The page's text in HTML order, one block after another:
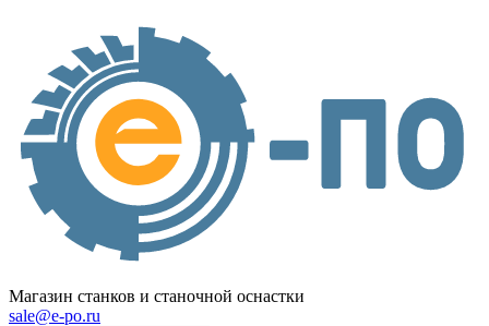
Магазин станков и станочной оснастки
sale@e-po.ru